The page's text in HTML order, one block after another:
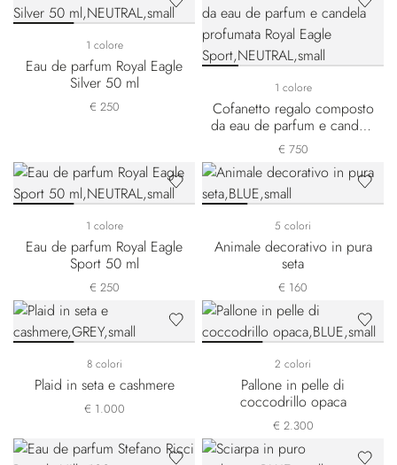
1 colore
Eau de parfum Royal Eagle
Silver 50 ml
€ 250
1 colore
Cofanetto regalo composto
da eau de parfum e candela
profumata Royal Eagle
Sport
€ 750
1 colore
Eau de parfum Royal Eagle
Sport 50 ml
€ 250
5 colori
Animale decorativo in pura
seta
€ 160
8 colori
Plaid in seta e cashmere
€ 1.000
2 colori
Pallone in pelle di
coccodrillo opaca
€ 2.300